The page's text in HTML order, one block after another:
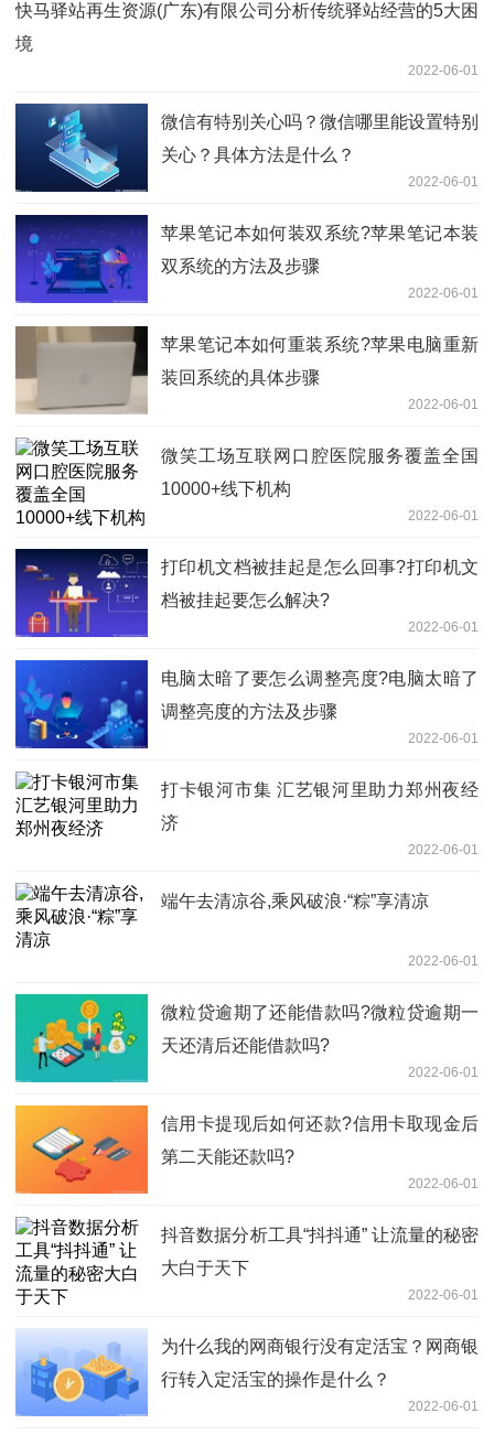
快马驿站再生资源(广东)有限公司分析传统驿站经营的5大困
境
2022-06-01
微信有特别关心吗？微信哪里能设置特别
关心？具体方法是什么？
2022-06-01
苹果笔记本如何装双系统?苹果笔记本装
双系统的方法及步骤
2022-06-01
苹果笔记本如何重装系统?苹果电脑重新
装回系统的具体步骤
2022-06-01
微笑工场互联网口腔医院服务覆盖全国
10000+线下机构
2022-06-01
打印机文档被挂起是怎么回事?打印机文
档被挂起要怎么解决?
2022-06-01
电脑太暗了要怎么调整亮度?电脑太暗了
调整亮度的方法及步骤
2022-06-01
打卡银河市集 汇艺银河里助力郑州夜经
济
2022-06-01
端午去清凉谷,乘风破浪·“粽”享清凉
2022-06-01
微粒贷逾期了还能借款吗?微粒贷逾期一
天还清后还能借款吗?
2022-06-01
信用卡提现后如何还款?信用卡取现金后
第二天能还款吗?
2022-06-01
抖音数据分析工具“抖抖通” 让流量的秘密
大白于天下
2022-06-01
为什么我的网商银行没有定活宝？网商银
行转入定活宝的操作是什么？
2022-06-01